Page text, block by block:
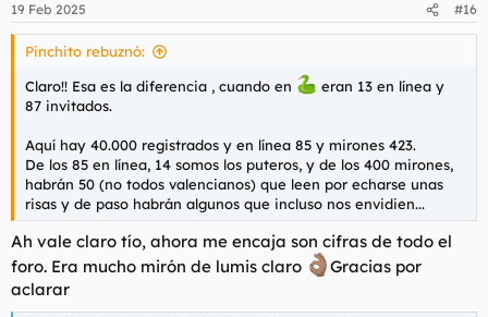
e
s
19 Feb 2025 #16
Pinchito rebuznó:
Claro!! Esa es la diferencia , cuando en
eran 13 en línea y
87 invitados.
Aquí hay 40.000 registrados y en línea 85 y mirones 423.
De los 85 en línea, 14 somos los puteros, y de los 400 mirones,
habrán 50 (no todos valencianos) que leen por echarse unas
risas y de paso habrán algunos que incluso nos envidien...
Ah vale claro tío, ahora me encaja son cifras de todo el
foro. Era mucho mirón de lumis claro
Gracias por
aclarar